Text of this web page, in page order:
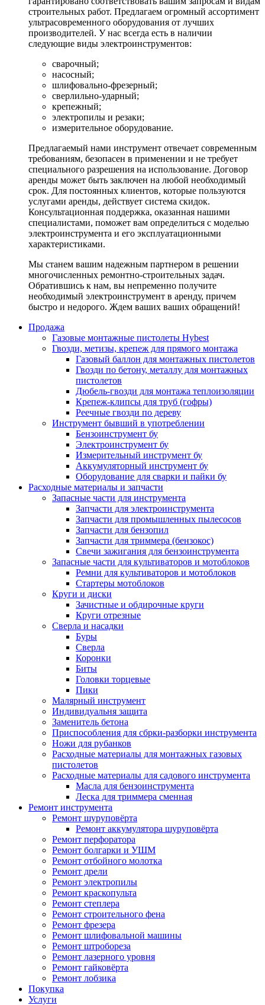
строительных работ. Предлагаем огромный ассортимент
ультрасовременного оборудования от лучших
производителей. У нас всегда есть в наличии
следующие виды электроинструментов:
сварочный;
насосный;
шлифовально-фрезерный;
сверлильно-ударный;
крепежный;
электропилы и резаки;
измерительное оборудование.
Предлагаемый нами инструмент отвечает современным
требованиям, безопасен в применении и не требует
специального разрешения на использование. Договор
аренды может быть заключен на любой необходимый
срок. Для постоянных клиентов, которые пользуются
услугами аренды, действует система скидок.
Консультационная поддержка, оказанная нашими
специалистами, поможет вам определиться с моделью
электроинструмента и его эксплуатационными
характеристиками.
Мы станем вашим надежным партнером в решении
многочисленных ремонтно-строительных задач.
Обратившись к нам, вы непременно получите
необходимый электроинструмент в аренду, причем
быстро и недорого. Ждем ваших ваших обращений!
Продажа
Газовые монтажные пистолеты Hybest
Гвозди, метизы, крепеж для прямого монтажа
Газовый баллон для монтажных пистолетов
Гвозди по бетону, металлу для монтажных
пистолетов
Дюбель-гвозди для монтажа теплоизоляции
Крепеж-клипсы для труб (гофры)
Реечные гвозди по дереву
Инструмент бывший в употреблении
Бензоинструмент бу
Электроинструмент бу
Измерительный инструмент бу
Аккумуляторный инструмент бу
Оборудование для сварки и пайки бу
Расходные материалы и запчасти
Запасные части для инструмента
Запчасти для электроинструмента
Запчасти для промышленных пылесосов
Запчасти для бензопил
Запчасти для триммера (бензокос)
Свечи зажигания для бензоинструмента
Запасные части для культиваторов и мотоблоков
Ремни для культиваторов и мотоблоков
Стартеры мотоблоков
Круги и диски
Зачистные и обдирочные круги
Круги отрезные
Сверла и насадки
Буры
Сверла
Коронки
Биты
Головки торцевые
Пики
Малярный инструмент
Индивидуальня защита
Заменитель бетона
Приспособления для сбрки-разборки инструмента
Ножи для рубанков
Расходные материалы для монтажных газовых
пистолетов
Расходные материалы для садового инструмента
Масла для бензоинструмента
Леска для триммера сменная
Ремонт инструмента
Ремонт шуруповёрта
Ремонт аккумулятора шуруповёрта
Ремонт перфоратора
Ремонт болгарки и УШМ
Ремонт отбойного молотка
Ремонт дрели
Ремонт электропилы
Ремонт краскопульта
Ремонт степлера
Ремонт строительного фена
Ремонт фрезера
Ремонт шлифовальной машины
Ремонт штробореза
Ремонт лазерного уровня
Ремонт гайковёрта
Ремонт лобзика
Покупка
Услуги